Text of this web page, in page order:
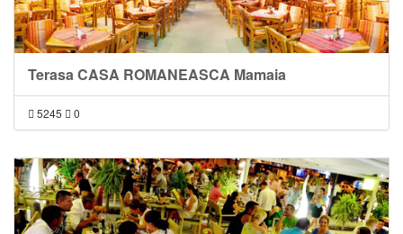
Terasa CASA ROMANEASCA Mamaia
5245 0